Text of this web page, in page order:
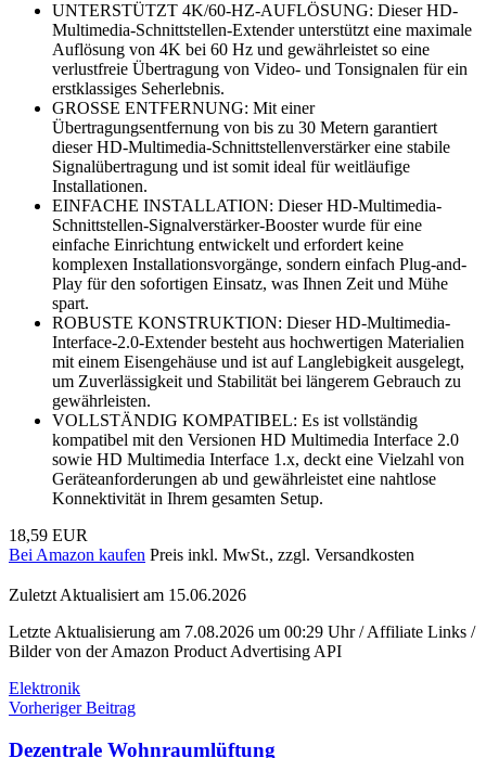
UNTERSTÜTZT 4K/60-HZ-AUFLÖSUNG: Dieser HD-
Multimedia-Schnittstellen-Extender unterstützt eine maximale
Auflösung von 4K bei 60 Hz und gewährleistet so eine
verlustfreie Übertragung von Video- und Tonsignalen für ein
erstklassiges Seherlebnis.
GROSSE ENTFERNUNG: Mit einer
Übertragungsentfernung von bis zu 30 Metern garantiert
dieser HD-Multimedia-Schnittstellenverstärker eine stabile
Signalübertragung und ist somit ideal für weitläufige
Installationen.
EINFACHE INSTALLATION: Dieser HD-Multimedia-
Schnittstellen-Signalverstärker-Booster wurde für eine
einfache Einrichtung entwickelt und erfordert keine
komplexen Installationsvorgänge, sondern einfach Plug-and-
Play für den sofortigen Einsatz, was Ihnen Zeit und Mühe
spart.
ROBUSTE KONSTRUKTION: Dieser HD-Multimedia-
Interface-2.0-Extender besteht aus hochwertigen Materialien
mit einem Eisengehäuse und ist auf Langlebigkeit ausgelegt,
um Zuverlässigkeit und Stabilität bei längerem Gebrauch zu
gewährleisten.
VOLLSTÄNDIG KOMPATIBEL: Es ist vollständig
kompatibel mit den Versionen HD Multimedia Interface 2.0
sowie HD Multimedia Interface 1.x, deckt eine Vielzahl von
Geräteanforderungen ab und gewährleistet eine nahtlose
Konnektivität in Ihrem gesamten Setup.
18,59 EUR
Bei Amazon kaufen Preis inkl. MwSt., zzgl. Versandkosten
Zuletzt Aktualisiert am 15.06.2026
Letzte Aktualisierung am 7.08.2026 um 00:29 Uhr / Affiliate Links /
Bilder von der Amazon Product Advertising API
Elektronik
Beitragsnavigation
Vorheriger Beitrag
Dezentrale Wohnraumlüftung